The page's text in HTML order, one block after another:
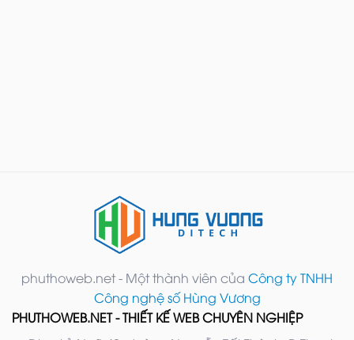
phuthoweb.net - Một thành viên của Công ty TNHH
Công nghệ số Hùng Vương
PHUTHOWEB.NET - THIẾT KẾ WEB CHUYÊN NGHIỆP